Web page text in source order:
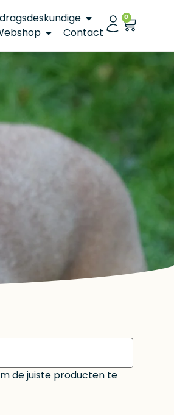
Contact
0
de juiste producten te